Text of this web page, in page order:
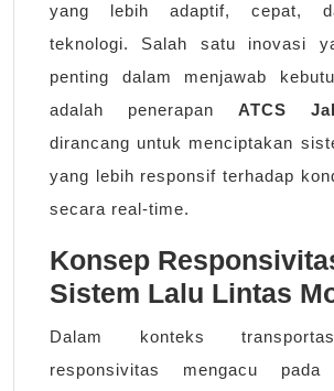
yang lebih adaptif, cepat,
teknologi. Salah satu inovasi
penting dalam menjawab
adalah penerapan ATCS
dirancang untuk menciptakan
yang lebih responsif terhadap
secara real-time.
Konsep
Sistem Lalu Lintas
Dalam konteks
responsivitas mengacu pada